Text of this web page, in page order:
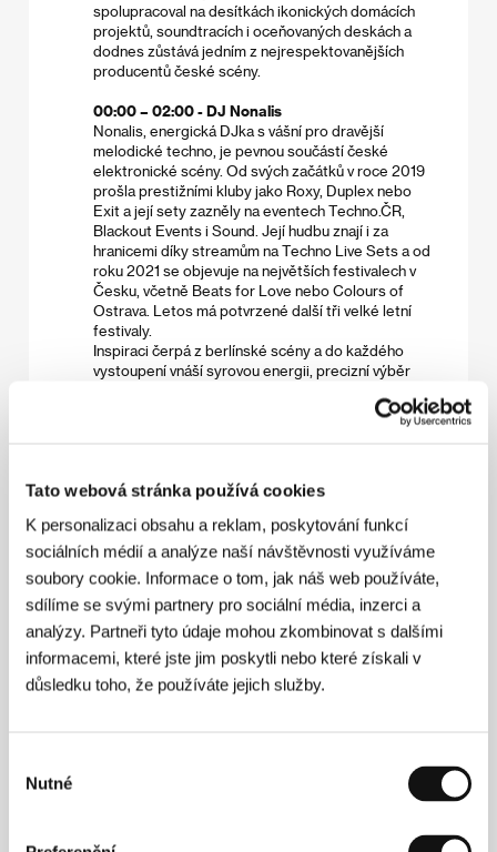
Tato webová stránka používá cookies
K personalizaci obsahu a reklam, poskytování funkcí
sociálních médií a analýze naší návštěvnosti využíváme
soubory cookie. Informace o tom, jak náš web používáte,
sdílíme se svými partnery pro sociální média, inzerci a
analýzy. Partneři tyto údaje mohou zkombinovat s dalšími
informacemi, které jste jim poskytli nebo které získali v
důsledku toho, že používáte jejich služby.
souhlasu
Nutné
spolupracoval na desítkách ikonických domácích
projektů, soundtracích i oceňovaných deskách a
dodnes zůstává jedním z nejrespektovanějších
producentů české scény.​
00:00 – 02:00 - DJ Nonalis
Nonalis, energická DJka s vášní pro dravější
melodické techno, je pevnou součástí české
elektronické scény. Od svých začátků v roce 2019
prošla prestižními kluby jako Roxy, Duplex nebo
Exit a její sety zazněly na eventech Techno.ČR,
Blackout Events i Sound. Její hudbu znají i za
hranicemi díky streamům na Techno Live Sets a od
roku 2021 se objevuje na největších festivalech v
Česku, včetně Beats for Love nebo Colours of
Ostrava. Letos má potvrzené další tři velké letní
festivaly.
Inspiraci čerpá z berlínské scény a do každého
vystoupení vnáší syrovou energii, precizní výběr
znají nejen podle výrazných vlasů, ale hlavně pro její
Západočeský DJ z Mariánských Lázní, který působí
kreativní a zní napříč několika tanečními žánry od
80.let až po současnost. Hraní je pro něj vášní, a
proto jste ho mohli potkat nejen v klubech a akcích
napříč republikou, ale také na soukromých
eventech.​
Vodafone Zóna
Oslavte s námi 20 let festivalových GIGA zážitků ve
oblíbenou ranní jógu a večerní silent disco, gaming